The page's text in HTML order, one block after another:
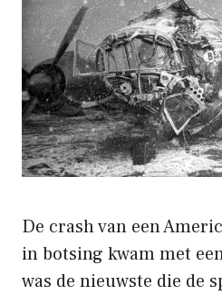
De crash van een
in botsing kwam met
was de nieuwste die de